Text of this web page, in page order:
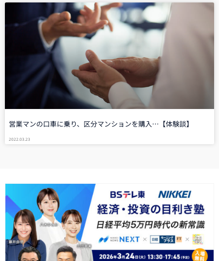
営業マンの口車に乗り、区分マンションを購入…【体験談】
2022.03.23